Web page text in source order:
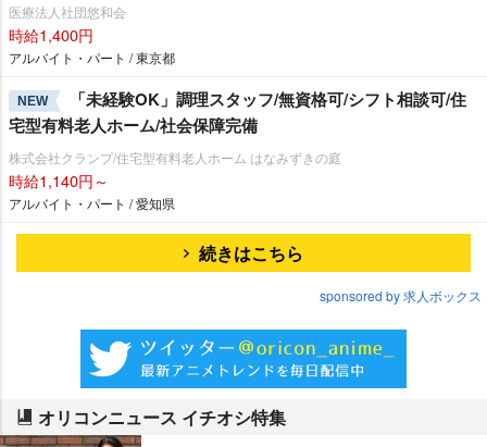
医療法人社団悠和会
時給1,400円
アルバイト・パート / 東京都
NEW
「未経験OK」調理スタッフ/無資格可/シフト相談可/住
宅型有料老人ホーム/社会保障完備
株式会社クランプ/住宅型有料老人ホーム はなみずきの庭
時給1,140円～
アルバイト・パート / 愛知県
続きはこちら
sponsored by 求人ボックス
オリコンニュース イチオシ特集